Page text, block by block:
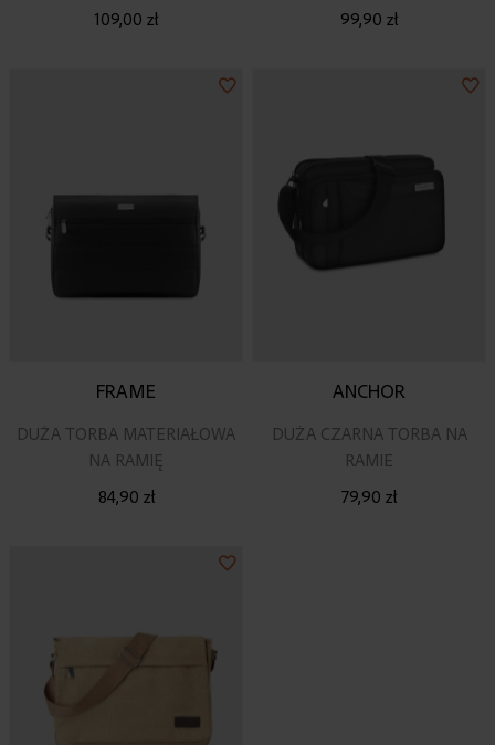
109,00 zł
99,90 zł
FRAME
DUŻA TORBA MATERIAŁOWA
NA RAMIĘ
84,90 zł
Dodaj
ANCHOR
DUŻA CZARNA TORBA NA
RAMIE
79,90 zł
Dodaj